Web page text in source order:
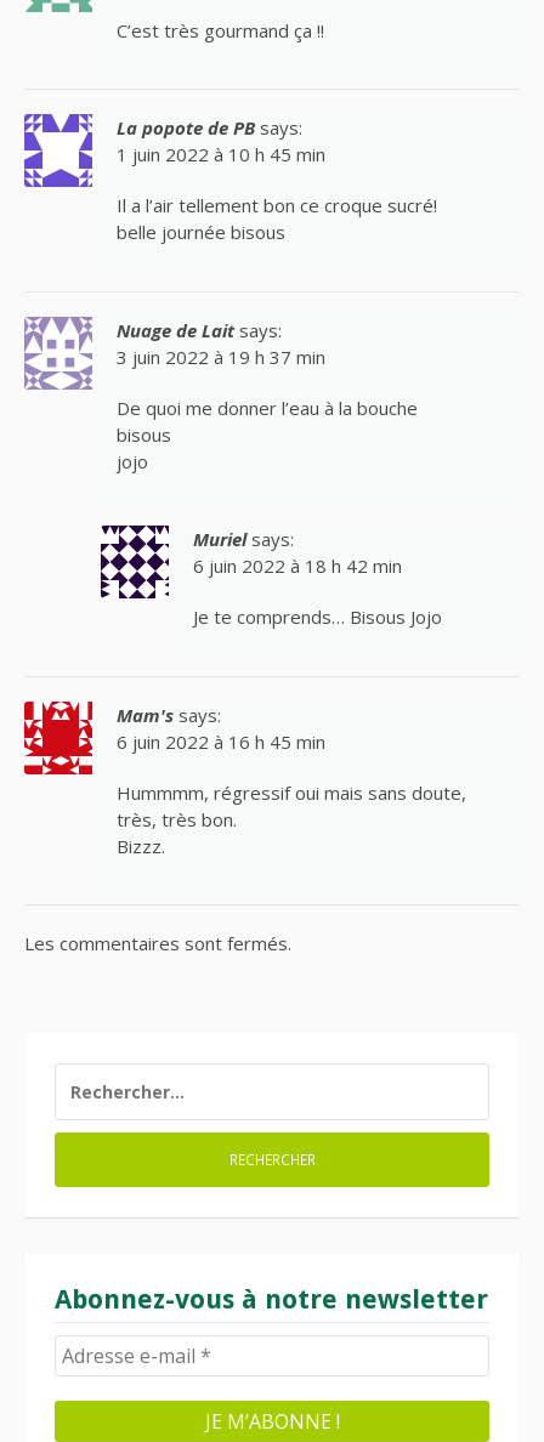
C’est très gourmand ça !!
La popote de PB says:
1 juin 2022 à 10 h 45 min
Il a l’air tellement bon ce croque sucré!
belle journée bisous
Nuage de Lait says:
3 juin 2022 à 19 h 37 min
De quoi me donner l’eau à la bouche
bisous
jojo
Muriel says:
6 juin 2022 à 18 h 42 min
Je te comprends… Bisous Jojo
Mam's says:
6 juin 2022 à 16 h 45 min
Hummmm, régressif oui mais sans doute,
très, très bon.
Bizzz.
Les commentaires sont fermés.
Abonnez-vous à notre newsletter